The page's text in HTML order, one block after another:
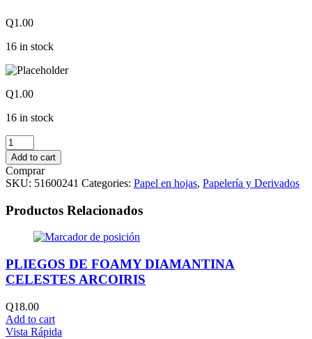
Q1.00
16 in stock
Q1.00
16 in stock
HOJAS
ARIEL
COVER
OFICIO
MORADO
ORQUIDEA
quantity
Add to cart
Comprar
SKU: 51600241 Categories: Papel en hojas, Papelería y Derivados
Productos Relacionados
PLIEGOS DE FOAMY DIAMANTINA
CELESTES ARCOIRIS
Q18.00
Add to cart
Vista Rápida